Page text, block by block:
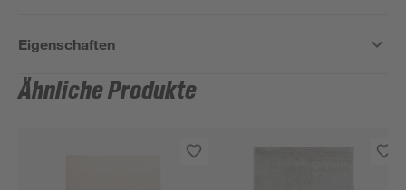
Eigenschaften
Ähnliche Produkte